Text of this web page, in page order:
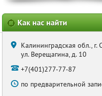
Как нас найти
Калининградская обл., г.
ул. Верещагина, д. 10
+7(401)277-77-87
по предварительной